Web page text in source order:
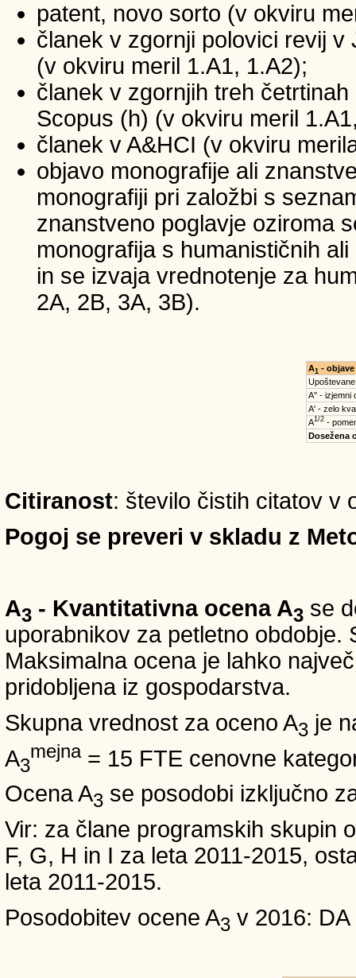
patent, novo sorto (v okviru
članek v zgornji polovici revij
(v okviru meril 1.A1, 1.A2);
članek v zgornjih treh
Scopus (h) (v okviru meril
članek v A&HCI (v okviru
objavo monografije ali
monografiji pri založbi s
znanstveno poglavje oziroma
monografija s humanističnih
in se izvaja vrednotenje za
2A, 2B, 3A, 3B).
A1 - objave
A'' - izjemni
A' - zelo
A1/2-
Dosežena
Citiranost: število čistih citatov v
Pogoj se preveri v skladu z
A3 - Kvantitativna ocena A3 se
uporabnikov za petletno obdobje.
Maksimalna ocena je lahko
pridobljena iz gospodarstva.
Skupna vrednost za oceno A3 je
A3
mejna= 15 FTE cenovne
Ocena A3 se posodobi izključno
Vir: za člane programskih skupin
F, G, H in I za leta 2011-2015,
leta 2011-2015.
Posodobitev ocene A3 v 2016: DA